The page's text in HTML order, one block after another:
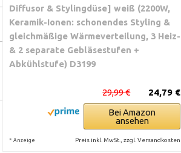
Diffusor & Stylingdüse] weiß (2200W,
Keramik-Ionen: schonendes Styling &
gleichmäßige Wärmeverteilung, 3 Heiz-
& 2 separate Gebläsestufen +
Abkühlstufe) D3199
24,79 €
29,99 €
Bei Amazon
ansehen
* Anzeige Preis inkl. MwSt., zzgl. Versandkosten